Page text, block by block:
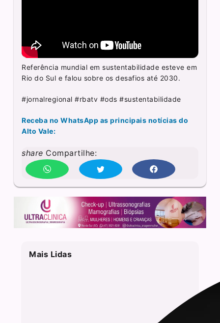
Referência mundial em sustentabilidade esteve em
Rio do Sul e falou sobre os desafios até 2030.
#jornalregional #rbatv #ods #sustentabilidade
Receba no WhatsApp as principais notícias do
Alto Vale:
share Compartilhe:
Mais Lidas